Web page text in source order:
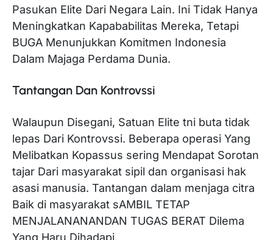
Pasukan Elite Dari Negara Lain. Ini Tidak Hanya
Meningkatkan Kapababilitas Mereka, Tetapi
BUGA Menunjukkan Komitmen Indonesia
Dalam Majaga Perdama Dunia.
Tantangan Dan Kontrovssi
Walaupun Disegani, Satuan Elite tni buta tidak
lepas Dari Kontrovssi. Beberapa operasi Yang
Melibatkan Kopassus sering Mendapat Sorotan
tajar Dari masyarakat sipil dan organisasi hak
asasi manusia. Tantangan dalam menjaga citra
Baik di masyarakat sAMBIL TETAP
MENJALANANANDAN TUGAS BERAT Dilema
Yang Haru Dihadapi.